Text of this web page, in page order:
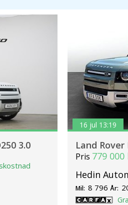
3.0
16 jul 13:19
Land
Pris 779 000
Hedin
Mil: 8 796 År: